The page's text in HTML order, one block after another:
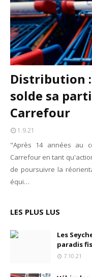
Distribution
solde sa
Carrefour
1.9.21
"Après 14 années au
Carrefour en tant
de poursuivre la
équi…
LES PLUS LUS
Les
paradis
7.10.21